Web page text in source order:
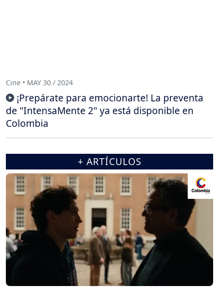
Cine • MAY 30 / 2024
¡Prepárate para emocionarte! La preventa
de "IntensaMente 2" ya está disponible en
Colombia
+ ARTÍCULOS